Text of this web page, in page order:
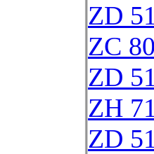
ZD
ZC
ZD
ZH
ZD